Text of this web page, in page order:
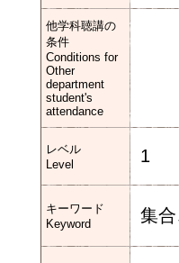
他学科聴講の
条件
Conditions for
Other
department
student's
attendance
レベル
Level
1
キーワード
Keyword
集